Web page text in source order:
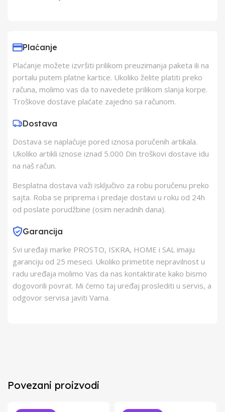
Proizvođač
Schukat Electronic
gmbh
Zemlja Uvoza Kina
Plaćanje
Plaćanje možete izvršiti prilikom preuzimanja paketa ili na
portalu putem platne kartice. Ukoliko želite platiti preko
računa, molimo vas da to navedete prilikom slanja korpe.
Troškove dostave plaćate zajedno sa računom.
Dostava
Dostava se naplaćuje pored iznosa poručenih artikala.
Ukoliko artikli iznose iznad 5.000 Din troškovi dostave idu
na naš račun.
Besplatna dostava važi isključivo za robu poručenu preko
sajta. Roba se priprema i predaje dostavi u roku od 24h
od poslate porudžbine (osim neradnih dana).
Garancija
Svi uređaji marke PROSTO, ISKRA, HOME i SAL imaju
garanciju od 25 meseci. Ukoliko primetite nepravilnost u
radu uređaja molimo Vas da nas kontaktirate kako bismo
dogovorili povrat. Mi ćemo taj uređaj proslediti u servis, a
odgovor servisa javiti Vama.
Povezani proizvodi